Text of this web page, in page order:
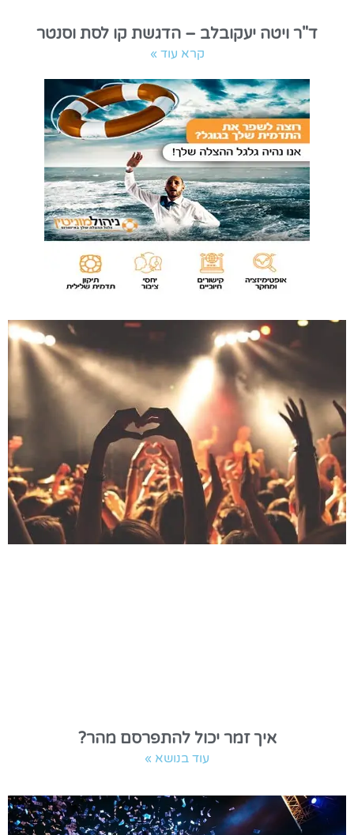
ד"ר ויטה יעקובלב – הדגשת קו לסת וסנטר
קרא עוד »
איך זמר יכול להתפרסם מהר?
עוד בנושא »